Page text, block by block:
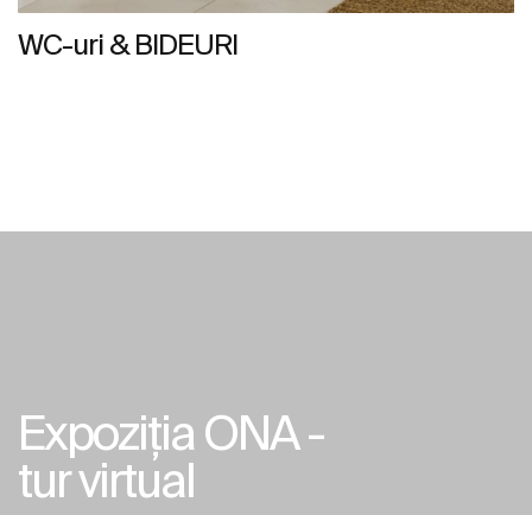
WC-uri & BIDEURI
Expoziția ONA -
tur virtual